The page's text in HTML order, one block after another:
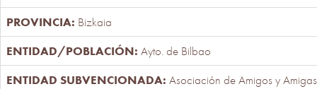
Bizkaia
Ayto. de Bilbao
Asociación de Amigos y